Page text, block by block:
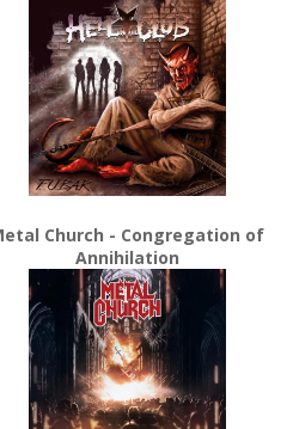
Church - Congregation of
Annihilation